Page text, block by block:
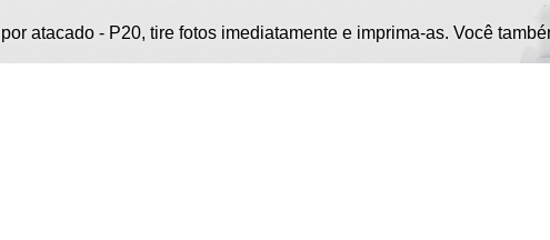
atacado - P20, tire fotos imediatamente e imprima-as. Você